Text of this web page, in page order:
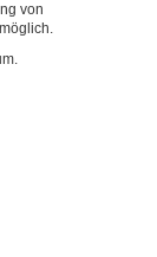
von